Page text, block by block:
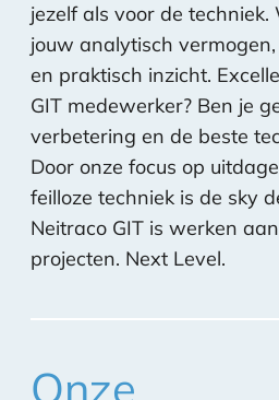
jezelf als voor de
jouw analytisch
en praktisch inzicht.
GIT medewerker? Ben je
verbetering en de beste
Door onze focus op
feilloze techniek is de sky
Neitraco GIT is werken
projecten. Next Level.
Onze